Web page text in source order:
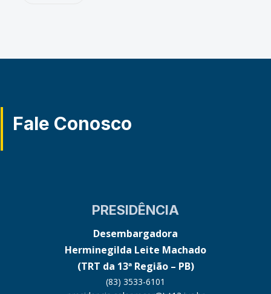
Fale Conosco
PRESIDÊNCIA
Desembargadora
Herminegilda Leite Machado
(TRT da 13ª Região – PB)
(83) 3533-6101